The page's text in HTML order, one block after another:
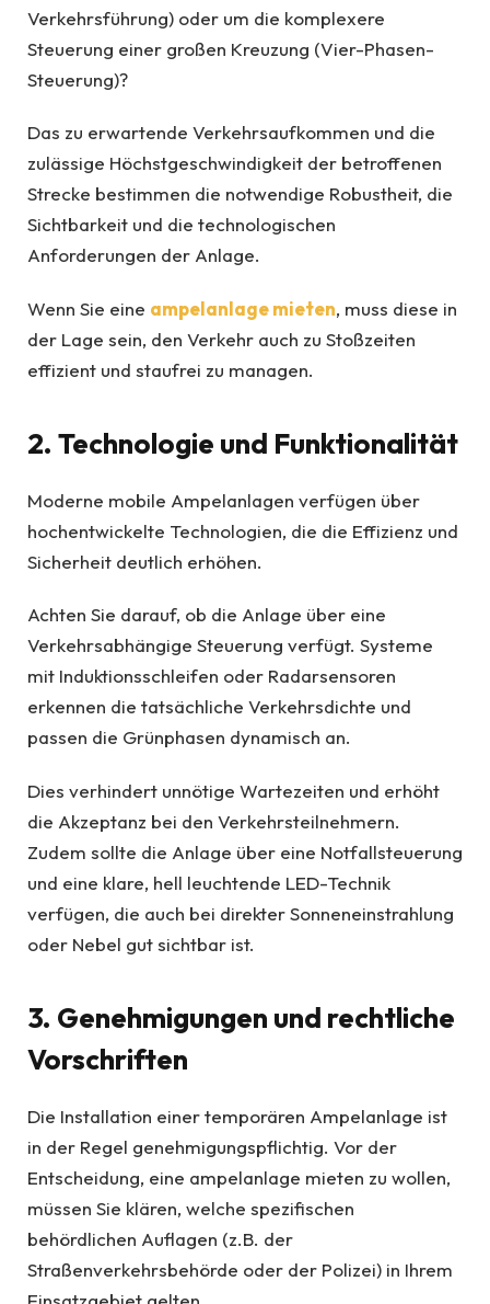
Verkehrsführung) oder um die komplexere
Steuerung einer großen Kreuzung (Vier-Phasen-
Steuerung)?
Das zu erwartende Verkehrsaufkommen und die
zulässige Höchstgeschwindigkeit der betroffenen
Strecke bestimmen die notwendige Robustheit, die
Sichtbarkeit und die technologischen
Anforderungen der Anlage.
Wenn Sie eine ampelanlage mieten, muss diese in
der Lage sein, den Verkehr auch zu Stoßzeiten
effizient und staufrei zu managen.
2. Technologie und Funktionalität
Moderne mobile Ampelanlagen verfügen über
hochentwickelte Technologien, die die Effizienz und
Sicherheit deutlich erhöhen.
Achten Sie darauf, ob die Anlage über eine
Verkehrsabhängige Steuerung verfügt. Systeme
mit Induktionsschleifen oder Radarsensoren
erkennen die tatsächliche Verkehrsdichte und
passen die Grünphasen dynamisch an.
Dies verhindert unnötige Wartezeiten und erhöht
die Akzeptanz bei den Verkehrsteilnehmern.
Zudem sollte die Anlage über eine Notfallsteuerung
und eine klare, hell leuchtende LED-Technik
verfügen, die auch bei direkter Sonneneinstrahlung
oder Nebel gut sichtbar ist.
3. Genehmigungen und rechtliche
Vorschriften
Die Installation einer temporären Ampelanlage ist
in der Regel genehmigungspflichtig. Vor der
Entscheidung, eine ampelanlage mieten zu wollen,
müssen Sie klären, welche spezifischen
behördlichen Auflagen (z.B. der
Straßenverkehrsbehörde oder der Polizei) in Ihrem